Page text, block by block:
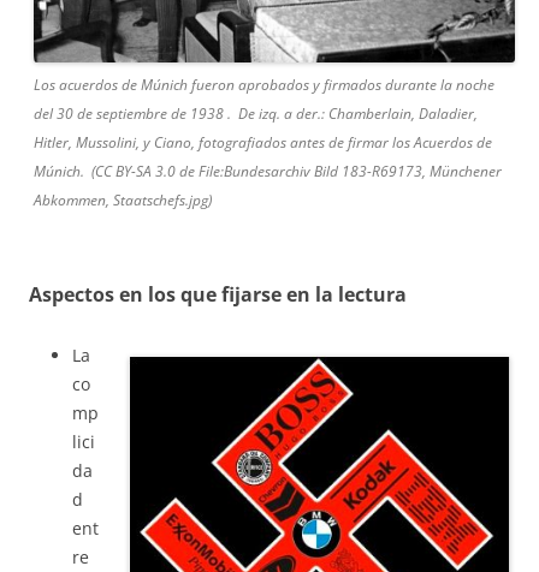
Los acuerdos de Múnich fueron aprobados y firmados durante la noche
del 30 de septiembre de 1938 . De izq. a der.: Chamberlain, Daladier,
Hitler, Mussolini, y Ciano, fotografiados antes de firmar los Acuerdos de
Múnich. (CC BY-SA 3.0 de File:Bundesarchiv Bild 183-R69173, Münchener
Abkommen, Staatschefs.jpg)
Aspectos en los que fijarse en la lectura
La
co
mp
lici
da
d
ent
re